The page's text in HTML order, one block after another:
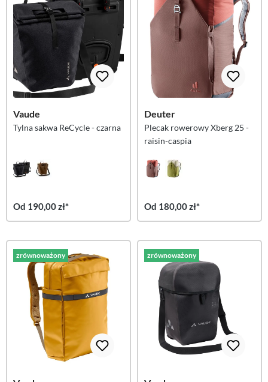
Vaude
Tylna sakwa ReCycle - czarna
Od 190,00 zł*
Deuter
Plecak rowerowy Xberg 25 -
raisin-caspia
Od 180,00 zł*
zrównoważony zrównoważony